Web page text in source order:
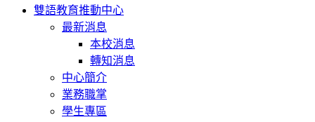
雙語教育推動中心
最新消息
本校消息
轉知消息
中心簡介
業務職掌
學生專區